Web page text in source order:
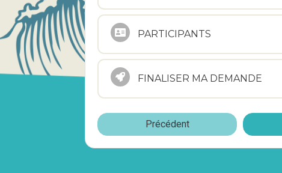
PARTICIPANTS
FINALISER MA DEMANDE
Précédent